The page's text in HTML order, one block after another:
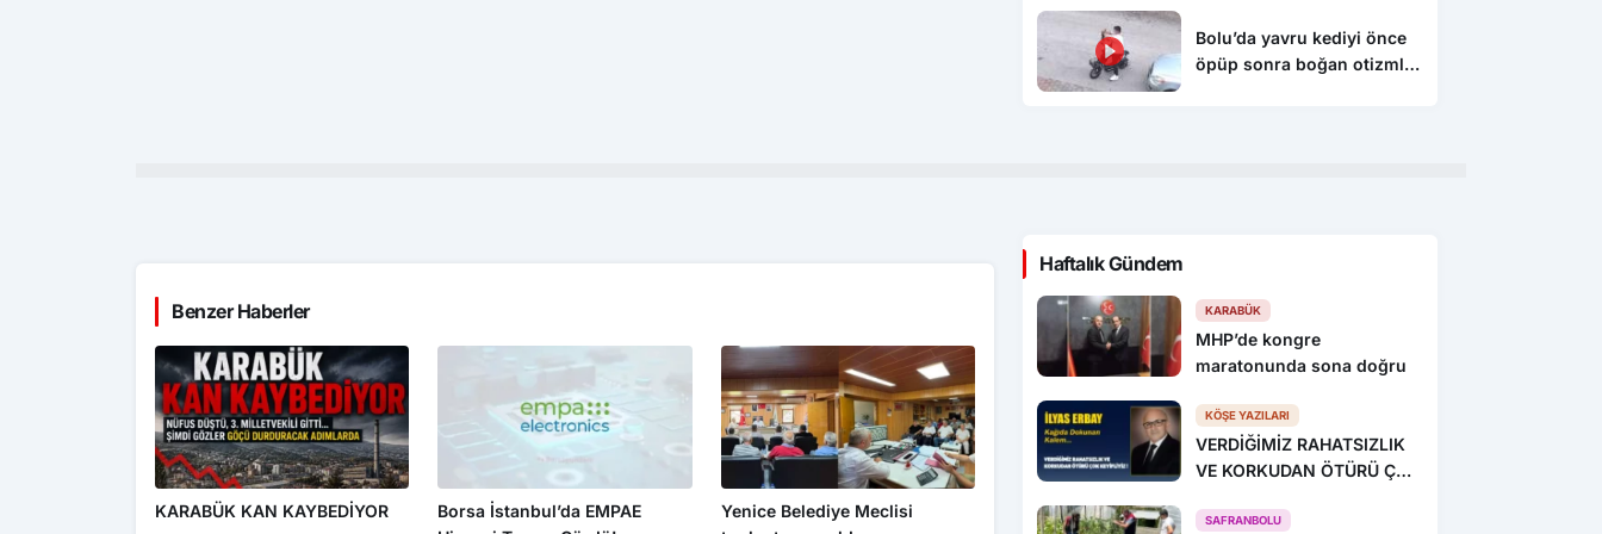
Bolu’da yavru kediyi önce
öpüp sonra boğan otizmli
Benzer Haberler
KARABÜK KAN KAYBEDİYOR
Borsa İstanbul’da EMPAE
Yenice Belediye Meclisi
Haftalık Gündem
KARABÜK
MHP’de kongre
maratonunda sona doğru
KÖŞE YAZILARI
VERDİĞİMİZ RAHATSIZLIK
VE KORKUDAN ÖTÜRÜ ÇOK
SAFRANBOLU